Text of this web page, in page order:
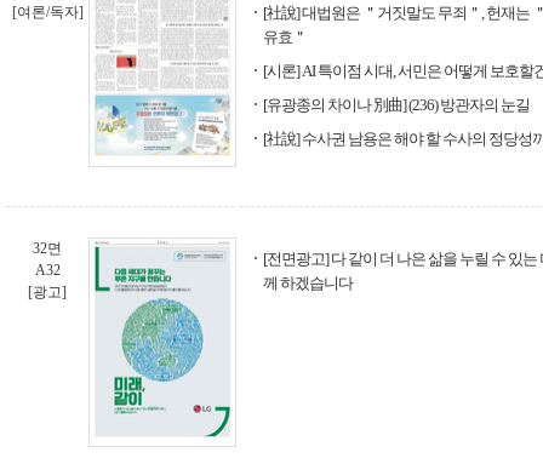
[여론/독자]
[社說] 대법원은 ＂거짓말도 무죄＂, 헌재는
유효＂
[시론] AI 특이점 시대, 서민은 어떻게 보호할
[유광종의 차이나 別曲] (236) 방관자의 눈길
[社說] 수사권 남용은 해야 할 수사의 정당성
32면
A32
[광고]
[전면광고] 다 같이 더 나은 삶을 누릴 수 있
께 하겠습니다